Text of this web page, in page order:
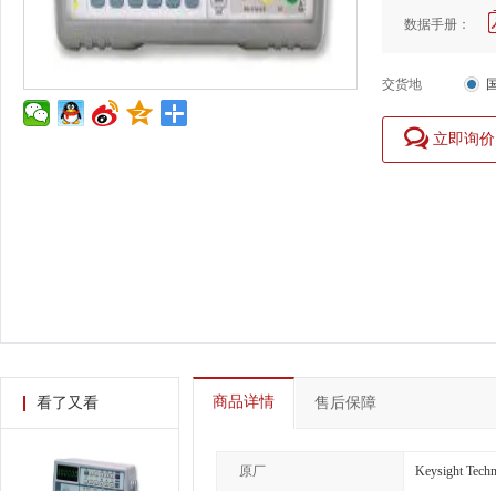
数据手册：
交货地
立即询价
看了又看 商品详情 售后保障
原厂 Keysight